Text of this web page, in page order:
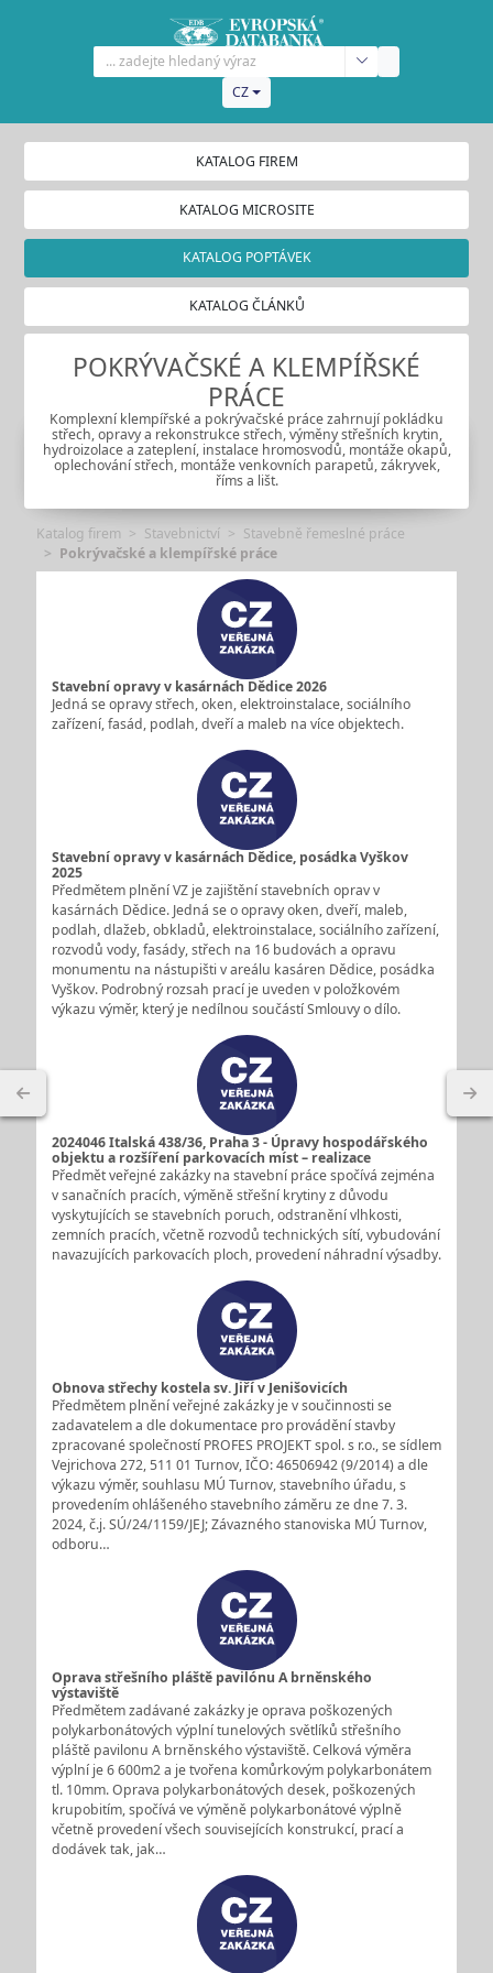
CZ
KATALOG FIREM
KATALOG MICROSITE
KATALOG POPTÁVEK
KATALOG ČLÁNKŮ
POKRÝVAČSKÉ A KLEMPÍŘSKÉ
PRÁCE
Komplexní klempířské a pokrývačské práce zahrnují pokládku
střech, opravy a rekonstrukce střech, výměny střešních krytin,
hydroizolace a zateplení, instalace hromosvodů, montáže okapů,
oplechování střech, montáže venkovních parapetů, zákryvek,
říms a lišt.
Katalog firem Stavebnictví
Stavebně řemeslné práce
Pokrývačské a klempířské práce
Stavební opravy v kasárnách Dědice 2026
Jedná se opravy střech, oken, elektroinstalace, sociálního
zařízení, fasád, podlah, dveří a maleb na více objektech.
Stavební opravy v kasárnách Dědice, posádka Vyškov
2025
Předmětem plnění VZ je zajištění stavebních oprav v
kasárnách Dědice. Jedná se o opravy oken, dveří, maleb,
podlah, dlažeb, obkladů, elektroinstalace, sociálního zařízení,
rozvodů vody, fasády, střech na 16 budovách a opravu
monumentu na nástupišti v areálu kasáren Dědice, posádka
Vyškov. Podrobný rozsah prací je uveden v položkovém
výkazu výměr, který je nedílnou součástí Smlouvy o dílo.
2024046 Italská 438/36, Praha 3 - Úpravy hospodářského
objektu a rozšíření parkovacích míst – realizace
Předmět veřejné zakázky na stavební práce spočívá zejména
v sanačních pracích, výměně střešní krytiny z důvodu
vyskytujících se stavebních poruch, odstranění vlhkosti,
zemních pracích, včetně rozvodů technických sítí, vybudování
navazujících parkovacích ploch, provedení náhradní výsadby.
Obnova střechy kostela sv. Jiří v Jenišovicích
Předmětem plnění veřejné zakázky je v součinnosti se
zadavatelem a dle dokumentace pro provádění stavby
zpracované společností PROFES PROJEKT spol. s r.o., se sídlem
Vejrichova 272, 511 01 Turnov, IČO: 46506942 (9/2014) a dle
výkazu výměr, souhlasu MÚ Turnov, stavebního úřadu, s
provedením ohlášeného stavebního záměru ze dne 7. 3.
2024, č.j. SÚ/24/1159/JEJ; Závazného stanoviska MÚ Turnov,
odboru…
Oprava střešního pláště pavilónu A brněnského
výstaviště
Předmětem zadávané zakázky je oprava poškozených
polykarbonátových výplní tunelových světlíků střešního
pláště pavilonu A brněnského výstaviště. Celková výměra
výplní je 6 600m2 a je tvořena komůrkovým polykarbonátem
tl. 10mm. Oprava polykarbonátových desek, poškozených
krupobitím, spočívá ve výměně polykarbonátové výplně
včetně provedení všech souvisejících konstrukcí, prací a
dodávek tak, jak…